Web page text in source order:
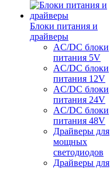
Блоки питания и
драйверы
AC/DC блоки
питания 5V
AC/DC блоки
питания 12V
AC/DC блоки
питания 24V
AC/DC блоки
питания 48V
Драйверы для
мощных
светодиодов
Драйверы для